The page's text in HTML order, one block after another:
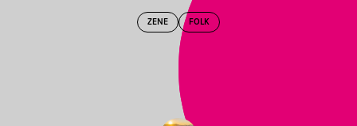
ZENE FOLK